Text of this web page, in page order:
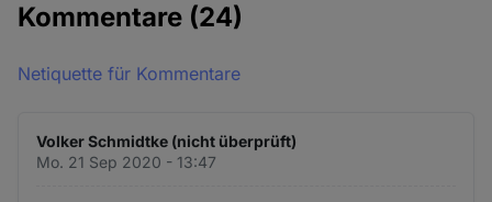
Kommentare (24)
Netiquette für Kommentare
Volker Schmidtke (nicht überprüft)
Mo. 21 Sep 2020 - 13:47